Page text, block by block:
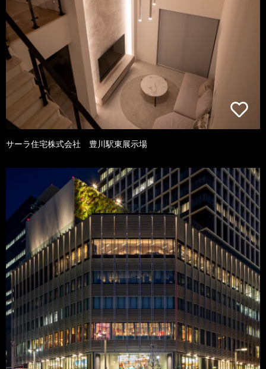
サーラ住宅株式会社 豊川駅東展示場